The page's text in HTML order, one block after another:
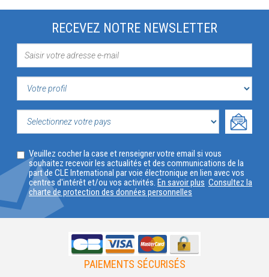
RECEVEZ NOTRE NEWSLETTER
VOTRE
PROFIL
VOTRE
PAYS
Veuillez cocher la case et renseigner votre email si vous
souhaitez recevoir les actualités et des communications de la
part de CLE International par voie électronique en lien avec vos
centres d'intérêt et/ou vos activités. En savoir plus Consultez la
charte de protection des données personnelles
PAIEMENTS SÉCURISÉS